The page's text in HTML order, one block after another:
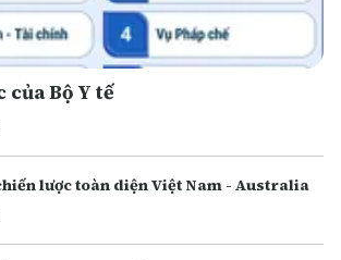
của Bộ Y tế
lược toàn diện Việt Nam - Australia